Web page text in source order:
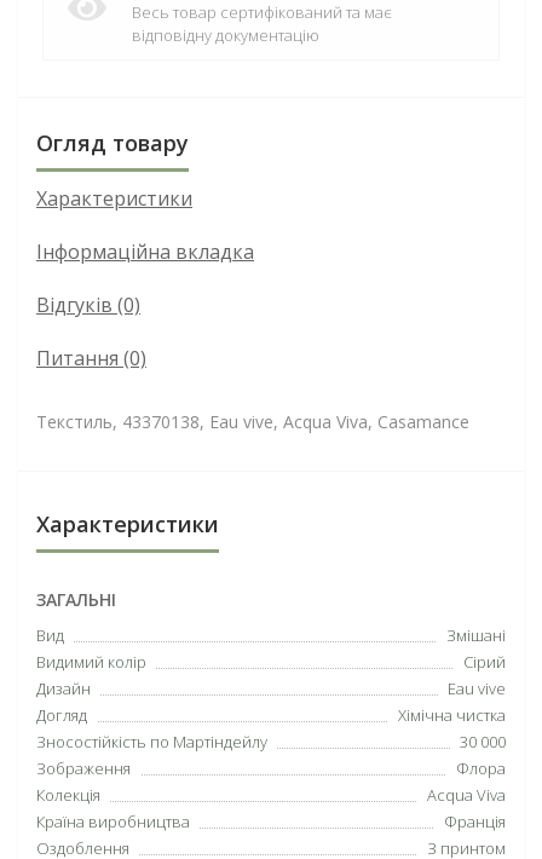
Весь товар сертифікований та має
відповідну документацію
Огляд товару
Характеристики
Інформаційна вкладка
Відгуків (0)
Питання (0)
Текстиль, 43370138, Eau vive, Acqua Viva, Casamance
Характеристики
ЗАГАЛЬНІ
Вид
Змішані
Видимий колір
Сірий
Дизайн
Eau vive
Догляд
Хімічна чистка
Зносостійкість по Мартіндейлу
30 000
Зображення
Флора
Колекція
Acqua Viva
Країна виробництва
Франція
Оздоблення
З принтом